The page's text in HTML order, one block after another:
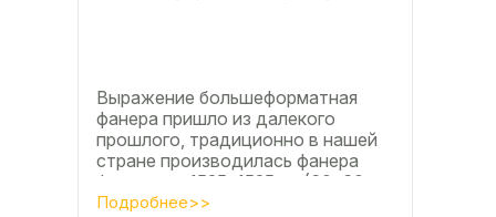
Выражение большеформатная
фанера пришло из далекого
прошлого, традиционно в нашей
стране производилась фанера
форматом 1525х1525мм (60х60
дюймов), форматы отличающиеся
Подробнее>>